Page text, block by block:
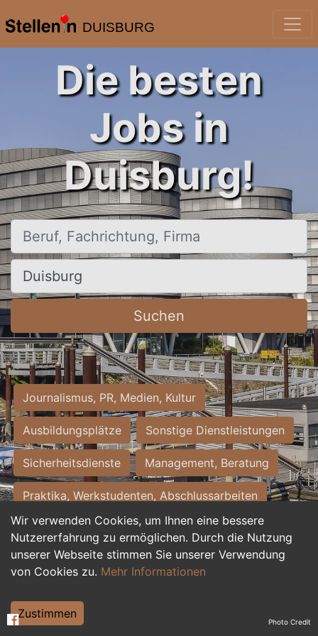
DUISBURG
Wir verwenden Cookies, um Ihnen eine bessere
Nutzererfahrung zu ermöglichen. Durch die Nutzung
unserer Webseite stimmen Sie unserer Verwendung
von Cookies zu. Mehr Informationen
Zustimmen
Die besten
Jobs in
Duisburg!
Beruf, Fachrichtung, Firma
Ort, Stadt
Suchen
Journalismus, PR, Medien, Kultur
Ausbildungsplätze Sonstige Dienstleistungen
Sicherheitsdienste Management, Beratung
Praktika, Werkstudenten, Abschlussarbeiten
Personalwesen Assistenz, Sekretariat
Hilfskräfte, Aushilfs- und Nebenjobs
Weiterbildung, Studium, duale Ausbildung Photo Credit